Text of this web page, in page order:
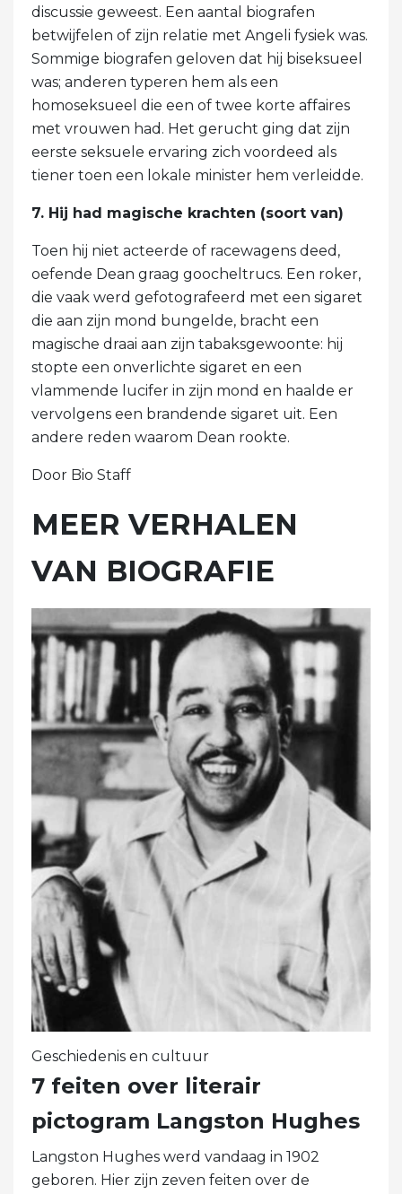
discussie geweest. Een aantal biografen
betwijfelen of zijn relatie met Angeli fysiek was.
Sommige biografen geloven dat hij biseksueel
was; anderen typeren hem als een
homoseksueel die een of twee korte affaires
met vrouwen had. Het gerucht ging dat zijn
eerste seksuele ervaring zich voordeed als
tiener toen een lokale minister hem verleidde.
7. Hij had magische krachten (soort van)
Toen hij niet acteerde of racewagens deed,
oefende Dean graag goocheltrucs. Een roker,
die vaak werd gefotografeerd met een sigaret
die aan zijn mond bungelde, bracht een
magische draai aan zijn tabaksgewoonte: hij
stopte een onverlichte sigaret en een
vlammende lucifer in zijn mond en haalde er
vervolgens een brandende sigaret uit. Een
andere reden waarom Dean rookte.
Door Bio Staff
MEER VERHALEN
VAN BIOGRAFIE
Geschiedenis en cultuur
7 feiten over literair
pictogram Langston Hughes
Langston Hughes werd vandaag in 1902
geboren. Hier zijn zeven feiten over de